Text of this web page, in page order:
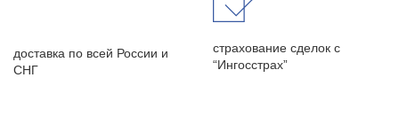
доставка по всей России и
СНГ
страхование сделок с
“Ингосстрах”